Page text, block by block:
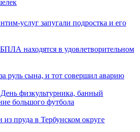
услуг запугали подростка и его
находятся в удовлетворительном
руль сына, и тот совершил аварию
физкультурника, банный
большого футбола
пруда в Тербунском округе